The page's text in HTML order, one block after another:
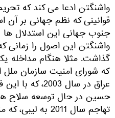
واشنگتن ادعا می کند که
قوانینی که نظم جهانی بر آن
جنوب جهانی این استدلال ها را
واشنگتن این اصول را زمانی
که شورای امنیت سازمان ملل
عراق در سال
حسین در حال توسعه سلاح
تهاجم سال 2011 به